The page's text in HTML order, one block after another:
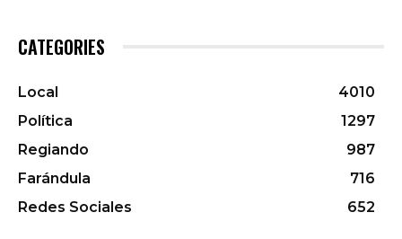
CATEGORIES
Local
4010
Política
1297
Regiando
987
Farándula
716
Redes Sociales
652